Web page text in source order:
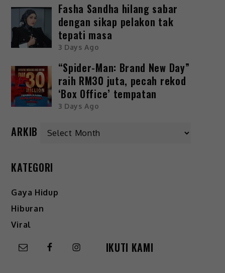
Fasha Sandha hilang sabar
dengan sikap pelakon tak
tepati masa
3 Days Ago
“Spider-Man: Brand New Day”
raih RM30 juta, pecah rekod
‘Box Office’ tempatan
3 Days Ago
ARKIB
KATEGORI
Gaya Hidup
Hiburan
Viral
IKUTI KAMI